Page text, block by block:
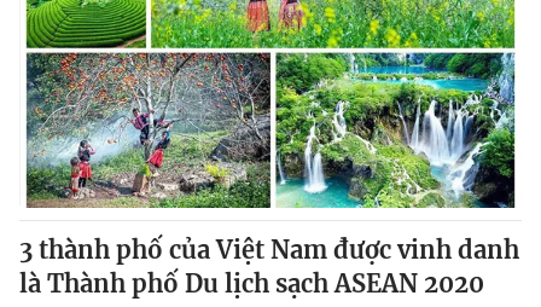
Chất lượng cuộc sống
Học trực tuyến
Công nghệ
Hitech Công nghệ tương lai
Sản phẩm
Thị trường
Tư vấn
Giao lưu trực tuyến
Lịch phát sóng
Chuyên mục khác
Emagazine Podcast
3 thành phố của Việt Nam được vinh danh
là Thành phố Du lịch sạch ASEAN 2020